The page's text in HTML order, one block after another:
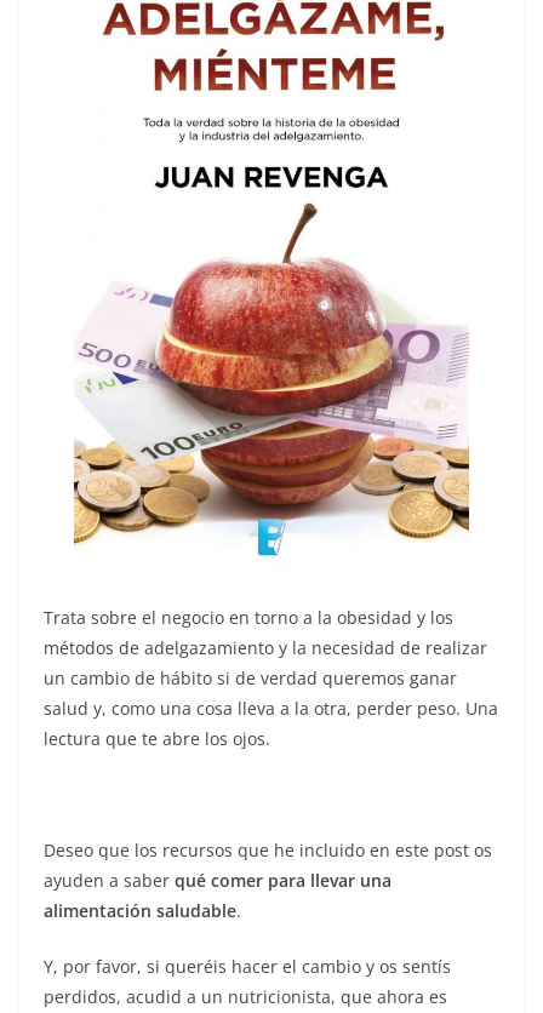
Trata sobre el negocio en torno a la obesidad y los
métodos de adelgazamiento y la necesidad de realizar
un cambio de hábito si de verdad queremos ganar
salud y, como una cosa lleva a la otra, perder peso. Una
lectura que te abre los ojos.
Deseo que los recursos que he incluido en este post os
ayuden a saber qué comer para llevar una
alimentación saludable.
Y, por favor, si queréis hacer el cambio y os sentís
perdidos, acudid a un nutricionista, que ahora es